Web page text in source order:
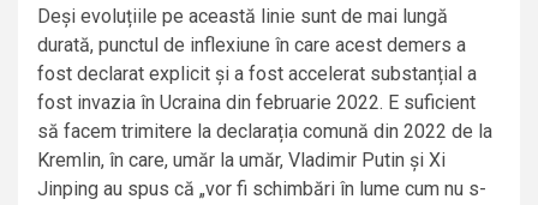
Deși evoluțiile pe această linie sunt de mai lungă
durată, punctul de inflexiune în care acest demers a
fost declarat explicit și a fost accelerat substanțial a
fost invazia în Ucraina din februarie 2022. E suficient
să facem trimitere la declarația comună din 2022 de la
Kremlin, în care, umăr la umăr, Vladimir Putin și Xi
Jinping au spus că „vor fi schimbări în lume cum nu s-